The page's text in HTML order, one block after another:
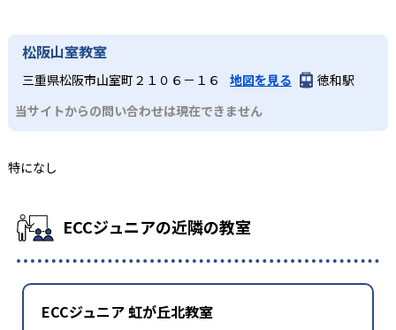
松阪山室教室
三重県松阪市山室町２１０６－１６ 地図を見る
徳和駅
当サイトからの問い合わせは現在できません
特になし
ECCジュニアの近隣の教室
ECCジュニア 虹が丘北教室